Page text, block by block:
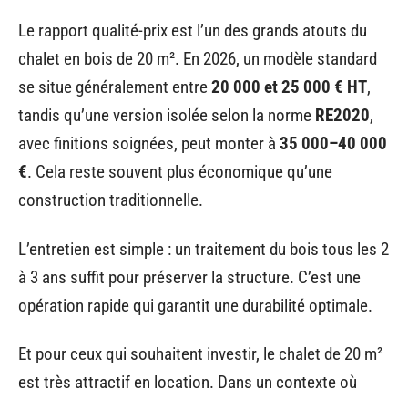
Le rapport qualité-prix est l’un des grands atouts du
chalet en bois de 20 m². En 2026, un modèle standard
se situe généralement entre20 000 et 25 000 € HT,
tandis qu’une version isolée selon la norme RE2020,
avec finitions soignées, peut monter à 35 000–40 000
€. Cela reste souvent plus économique qu’une
construction traditionnelle.
L’entretien est simple : un traitement du bois tous les 2
à 3 ans suffit pour préserver la structure. C’est une
opération rapide qui garantit une durabilité optimale.
Et pour ceux qui souhaitent investir, le chalet de 20 m²
est très attractif en location. Dans un contexte où